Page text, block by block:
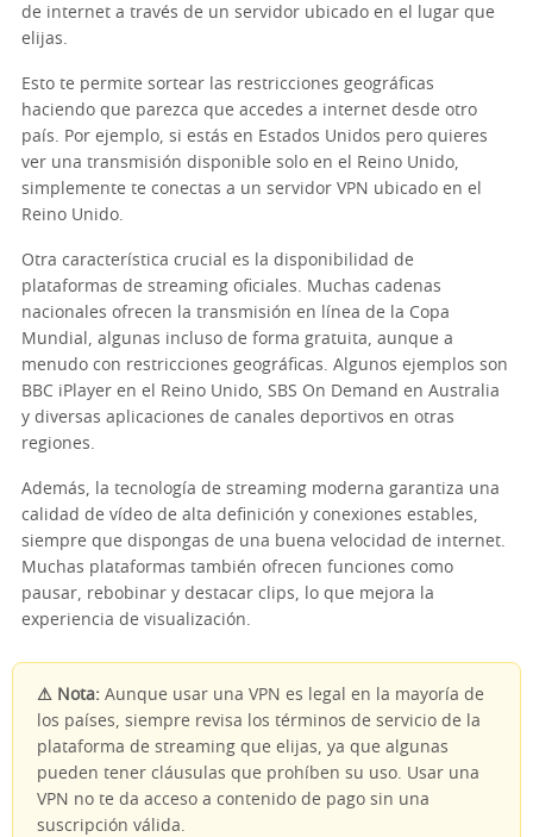
de internet a través de un servidor ubicado en el lugar que
elijas.
Esto te permite sortear las restricciones geográficas
haciendo que parezca que accedes a internet desde otro
país. Por ejemplo, si estás en Estados Unidos pero quieres
ver una transmisión disponible solo en el Reino Unido,
simplemente te conectas a un servidor VPN ubicado en el
Reino Unido.
Otra característica crucial es la disponibilidad de
plataformas de streaming oficiales. Muchas cadenas
nacionales ofrecen la transmisión en línea de la Copa
Mundial, algunas incluso de forma gratuita, aunque a
menudo con restricciones geográficas. Algunos ejemplos son
BBC iPlayer en el Reino Unido, SBS On Demand en Australia
y diversas aplicaciones de canales deportivos en otras
regiones.
Además, la tecnología de streaming moderna garantiza una
calidad de vídeo de alta definición y conexiones estables,
siempre que dispongas de una buena velocidad de internet.
Muchas plataformas también ofrecen funciones como
pausar, rebobinar y destacar clips, lo que mejora la
experiencia de visualización.
⚠ Nota: Aunque usar una VPN es legal en la mayoría de
los países, siempre revisa los términos de servicio de la
plataforma de streaming que elijas, ya que algunas
pueden tener cláusulas que prohíben su uso. Usar una
VPN no te da acceso a contenido de pago sin una
suscripción válida.